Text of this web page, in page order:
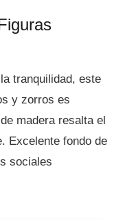
tranquilidad, este
y zorros es
madera resalta el
Excelente fondo de
sociales